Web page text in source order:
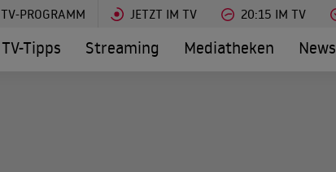
TV-PROGRAMM JETZT IM TV 20:15 IM TV
TV-Tipps Streaming Mediatheken News